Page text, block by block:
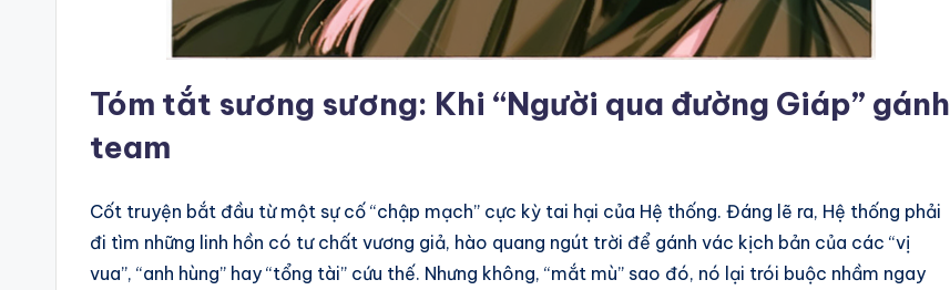
Tóm tắt sương sương: Khi “Người qua đường Giáp” gánh
team
Cốt truyện bắt đầu từ một sự cố “chập mạch” cực kỳ tai hại của Hệ thống. Đáng lẽ ra, Hệ thống phải
đi tìm những linh hồn có tư chất vương giả, hào quang ngút trời để gánh vác kịch bản của các “vị
vua”, “anh hùng” hay “tổng tài” cứu thế. Nhưng không, “mắt mù” sao đó, nó lại trói buộc nhầm ngay